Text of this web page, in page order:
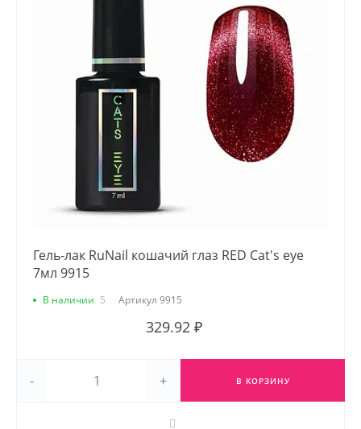
Гель-лак RuNail кошачий глаз RED Cat's eye
7мл 9915
В наличии 5 Артикул 9915
329.92 ₽
- + В КОРЗИНУ